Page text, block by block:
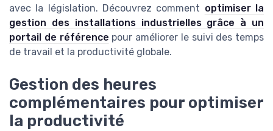
avec la législation. Découvrez comment optimiser la
gestion des installations industrielles grâce à un
portail de référence pour améliorer le suivi des temps
de travail et la productivité globale.
Gestion des heures
complémentaires pour optimiser
la productivité